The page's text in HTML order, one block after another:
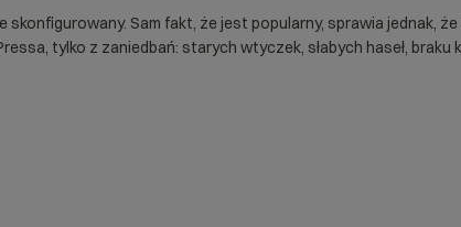
Sam fakt, że jest popularny, sprawia jednak,
tylko z zaniedbań: starych wtyczek, słabych haseł, braku